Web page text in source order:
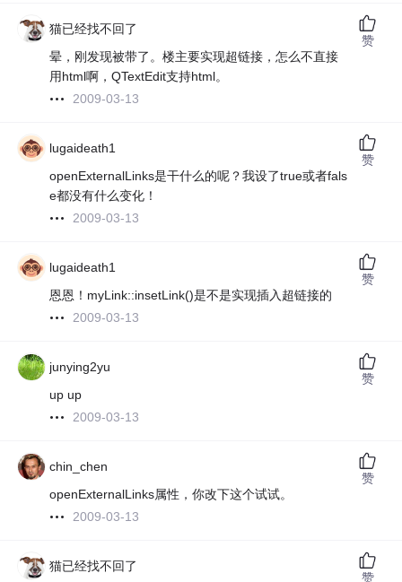
猫已经找不回了
晕，刚发现被带了。楼主要实现超链接，怎么不直接
用html啊，QTextEdit支持html。
2009-03-13
赞
lugaideath1
openExternalLinks是干什么的呢？我设了true或者fals
e都没有什么变化！
2009-03-13
赞
lugaideath1
恩恩！myLink::insetLink()是不是实现插入超链接的
2009-03-13
赞
junying2yu
up up
2009-03-13
赞
chin_chen
openExternalLinks属性，你改下这个试试。
2009-03-13
赞
猫已经找不回了
赞